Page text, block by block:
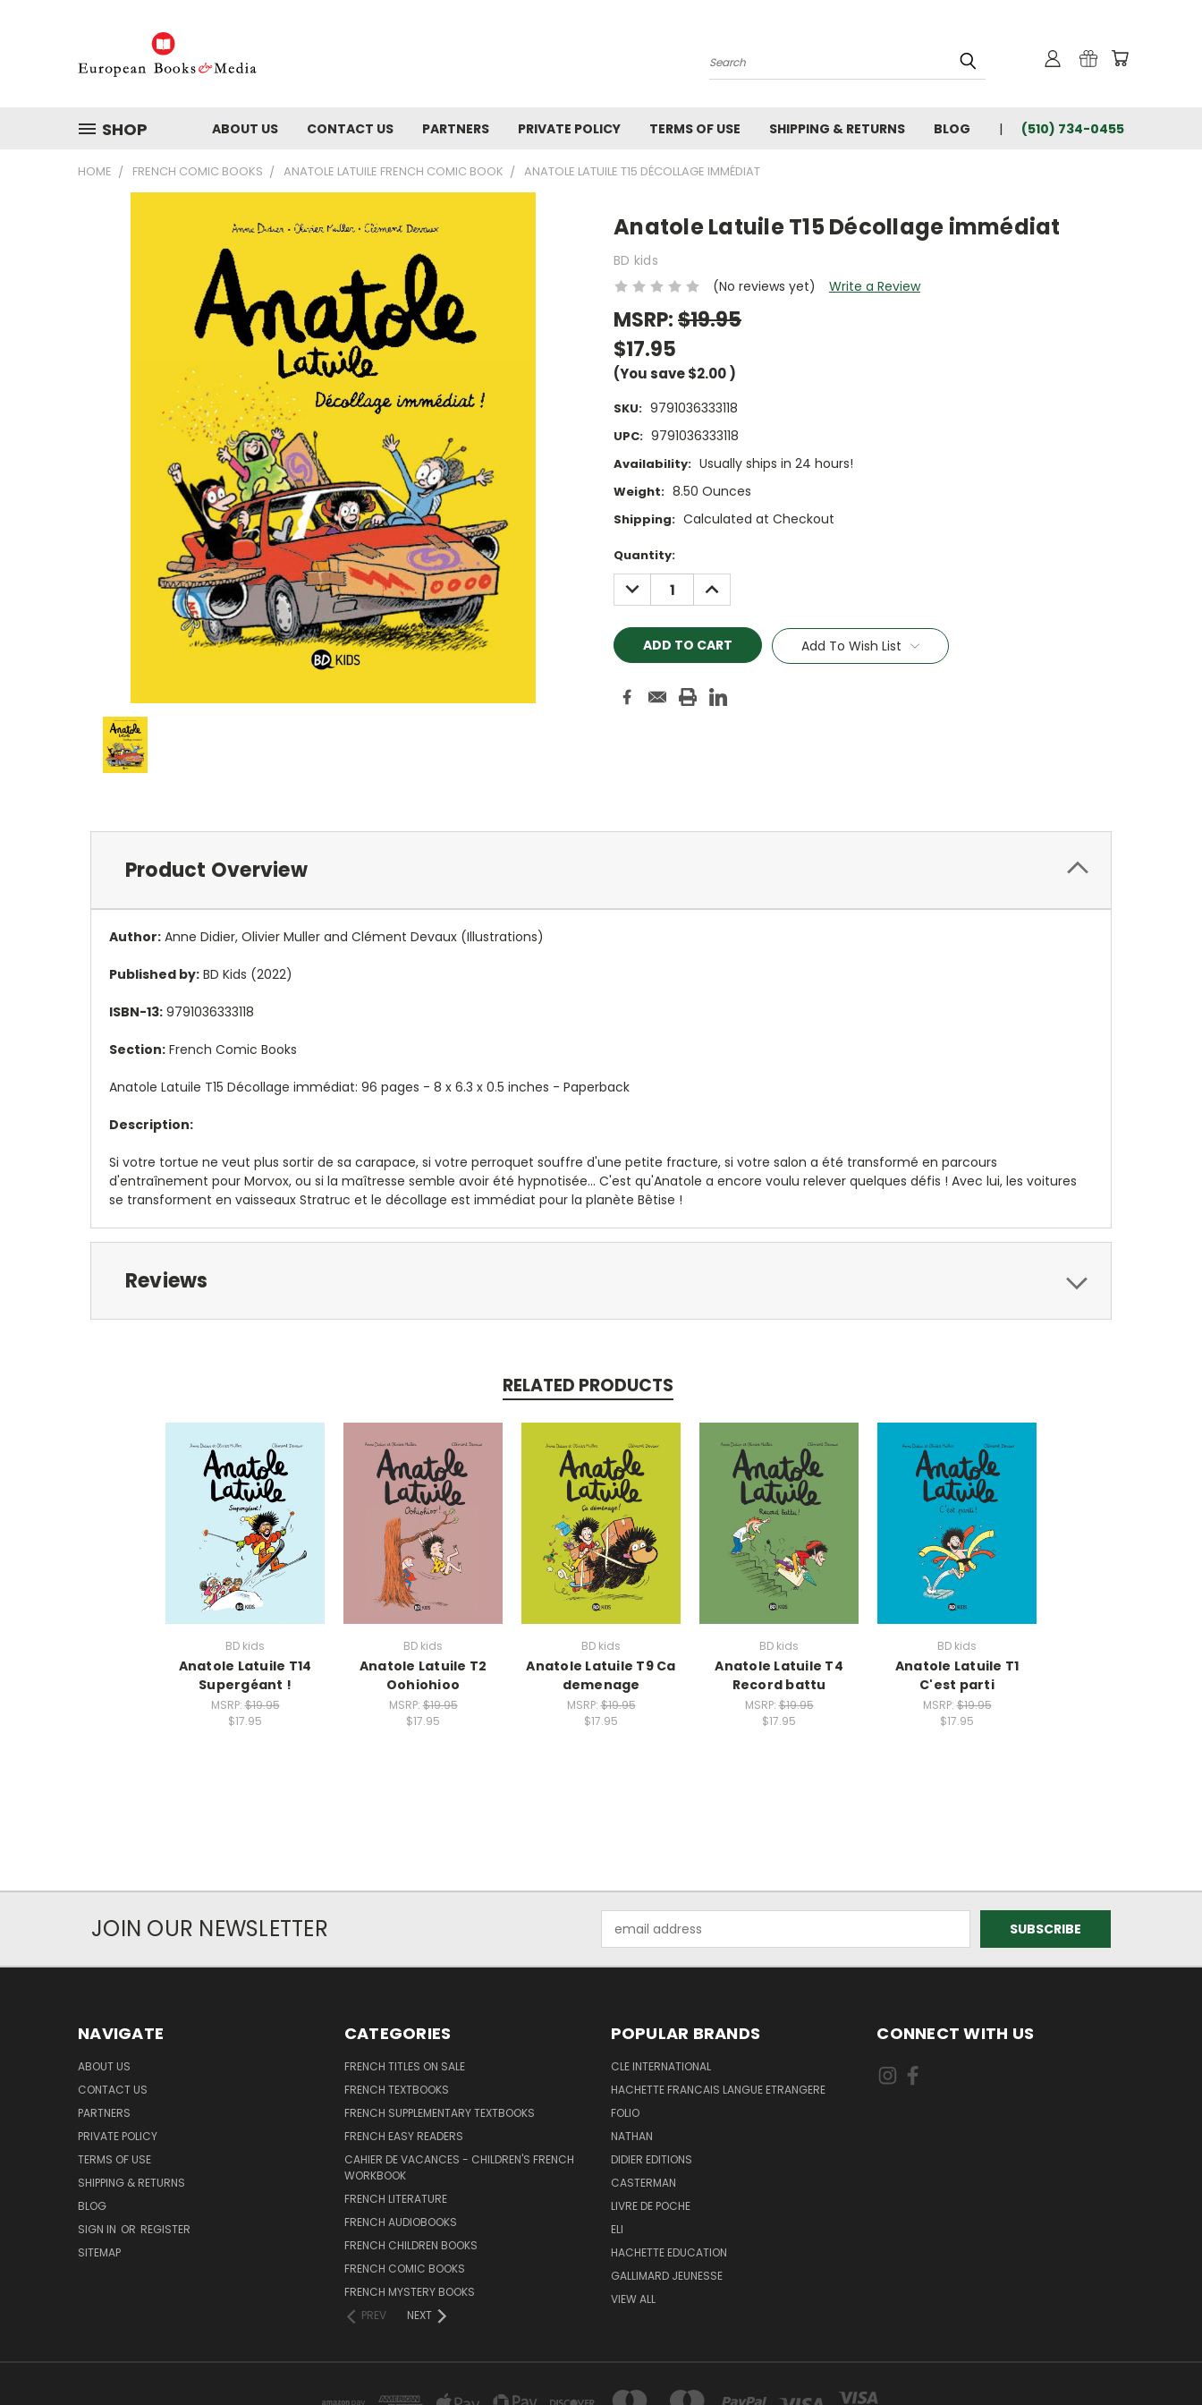
Search
SHOP ABOUT US CONTACT US PARTNERS PRIVATE POLICY TERMS OF USE SHIPPING & RETURNS BLOG (510) 734-0455
HOME FRENCH COMIC BOOKS ANATOLE LATUILE FRENCH COMIC BOOK ANATOLE LATUILE T15 DÉCOLLAGE IMMÉDIAT
Anatole Latuile T15 Décollage immédiat
BD kids
(No reviews yet)
Write a Review
MSRP:$19.95
$17.95
(You save$2.00)
SKU: 9791036333118
UPC: 9791036333118
Availability: Usually ships in 24 hours!
Weight: 8.50 Ounces
Shipping: Calculated at Checkout
Current
Stock:
Quantity:
DECREASE
QUANTITY:
INCREASE
QUANTITY:
Add To Wish List
Product Overview
Author: Anne Didier, Olivier Muller and Clément Devaux (Illustrations)
Published by: BD Kids (2022)
ISBN-13: 9791036333118
Section: French Comic Books
Anatole Latuile T15 Décollage immédiat: 96 pages - 8 x 6.3 x 0.5 inches - Paperback
Description:
Si votre tortue ne veut plus sortir de sa carapace, si votre perroquet souffre d'une petite fracture, si votre salon a été transformé en parcours
d'entraînement pour Morvox, ou si la maîtresse semble avoir été hypnotisée... C'est qu'Anatole a encore voulu relever quelques défis ! Avec lui, les voitures
se transforment en vaisseaux Stratruc et le décollage est immédiat pour la planète Bêtise !
Reviews
RELATED PRODUCTS
BD kids
Anatole Latuile T14
Supergéant !
MSRP:$19.95
$17.95
BD kids
Anatole Latuile T2
Oohiohioo
MSRP:$19.95
$17.95
BD kids
Anatole Latuile T9 Ca
demenage
MSRP:$19.95
$17.95
BD kids
Anatole Latuile T4
Record battu
MSRP:$19.95
$17.95
BD kids
Anatole Latuile T1
C'est parti
MSRP:$19.95
$17.95
JOIN OUR NEWSLETTER
Address
NAVIGATE
ABOUT US
CONTACT US
PARTNERS
PRIVATE POLICY
TERMS OF USE
SHIPPING & RETURNS
BLOG
SIGN IN OR REGISTER
SITEMAP
CATEGORIES
FRENCH TITLES ON SALE
FRENCH TEXTBOOKS
FRENCH SUPPLEMENTARY TEXTBOOKS
FRENCH EASY READERS
CAHIER DE VACANCES - CHILDREN'S FRENCH
WORKBOOK
FRENCH LITERATURE
FRENCH AUDIOBOOKS
FRENCH CHILDREN BOOKS
FRENCH COMIC BOOKS
FRENCH MYSTERY BOOKS
PREV
NEXT
POPULAR BRANDS
CLE INTERNATIONAL
HACHETTE FRANCAIS LANGUE ETRANGERE
FOLIO
NATHAN
DIDIER EDITIONS
CASTERMAN
LIVRE DE POCHE
ELI
HACHETTE EDUCATION
GALLIMARD JEUNESSE
VIEW ALL
CONNECT WITH US